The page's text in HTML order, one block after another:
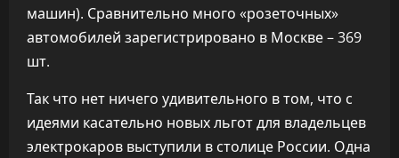
машин). Сравнительно много «розеточных»
автомобилей зарегистрировано в Москве – 369
шт.
Так что нет ничего удивительного в том, что с
идеями касательно новых льгот для владельцев
электрокаров выступили в столице России. Одна